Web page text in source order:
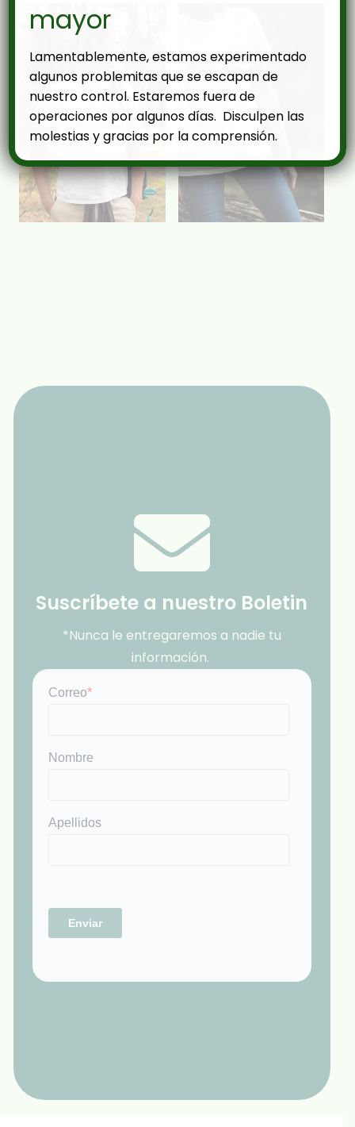
Suscríbete a nuestro Boletin
*Nunca le entregaremos a nadie tu
información.
mayor
Lamentablemente, estamos experimentado
algunos problemitas que se escapan de
nuestro control. Estaremos fuera de
operaciones por algunos días. Disculpen las
molestias y gracias por la comprensión.